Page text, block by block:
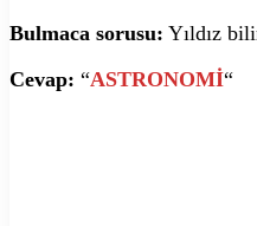
Bulmaca sorusu: Yıldız
Cevap: “ASTRONOMİ“